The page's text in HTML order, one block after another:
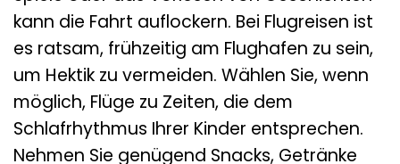
kann die Fahrt auflockern. Bei Flugreisen ist
es ratsam, frühzeitig am Flughafen zu sein,
um Hektik zu vermeiden. Wählen Sie, wenn
möglich, Flüge zu Zeiten, die dem
Schlafrhythmus Ihrer Kinder entsprechen.
Nehmen Sie genügend Snacks, Getränke